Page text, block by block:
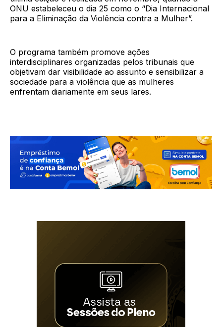
ONU estabeleceu o dia 25 como o “Dia Internacional
para a Eliminação da Violência contra a Mulher”.
O programa também promove ações
interdisciplinares organizadas pelos tribunais que
objetivam dar visibilidade ao assunto e sensibilizar a
sociedade para a violência que as mulheres
enfrentam diariamente em seus lares.